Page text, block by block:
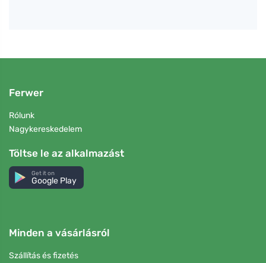
Ferwer
Rólunk
Nagykereskedelem
Töltse le az alkalmazást
Get it on
Google Play
Minden a vásárlásról
Szállítás és fizetés